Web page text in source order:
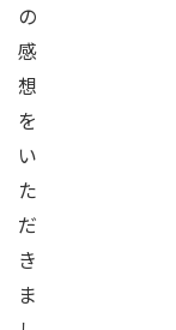
の
感
想
を
い
た
だ
き
ま